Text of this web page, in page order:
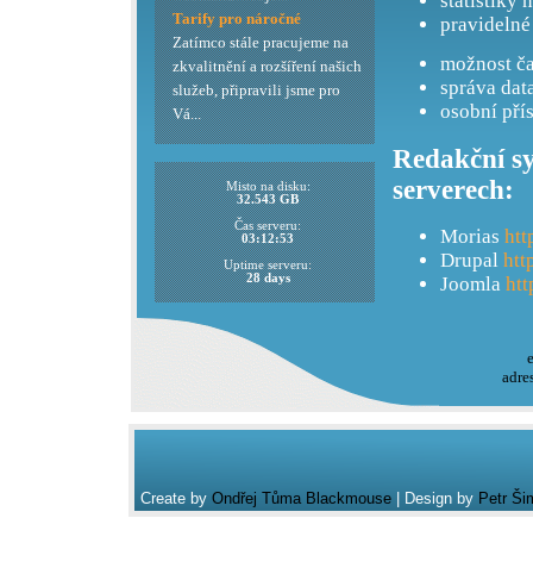
možnost
správa
osobní
Redakční
serverech:
Morias
Drupal
Joomla
Tarify pro náročné
Zatímco stále pracujeme na
zkvalitnění a rozšíření našich
služeb, připravili jsme pro
Vá...
Misto na disku:
32.543 GB
Čas serveru:
03:12:53
Uptime serveru:
28 days
Create by Ondřej Tůma Blackmouse| Design by Petr